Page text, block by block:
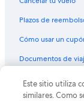
Vuelos de Nueva
Vuelos de
Vuelos de
Vuelos de
Vuelos de
Plazos de
Cómo usar un
Documentos de
© 2026 Expedia,
derechos
Este sitio utiliza
similares. Como